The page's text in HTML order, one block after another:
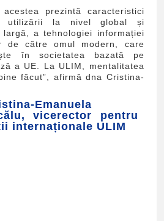
prezintă caracteristici
utilizării la nivel global și
a tehnologiei informației
de către omul modern, care
în societatea bazată pe
a UE. La ULIM, mentalitatea
făcut”, afirmă dna Cristina-